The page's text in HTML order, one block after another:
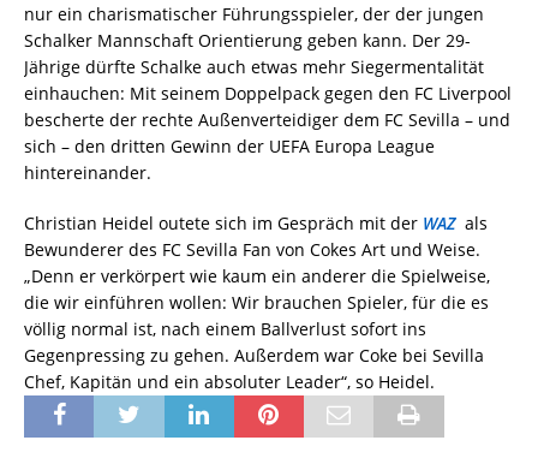
nur ein charismatischer Führungsspieler, der der jungen
Schalker Mannschaft Orientierung geben kann. Der 29-
Jährige dürfte Schalke auch etwas mehr Siegermentalität
einhauchen: Mit seinem Doppelpack gegen den FC Liverpool
bescherte der rechte Außenverteidiger dem FC Sevilla – und
sich – den dritten Gewinn der UEFA Europa League
hintereinander.
Christian Heidel outete sich im Gespräch mit der WAZ als
Bewunderer des FC Sevilla Fan von Cokes Art und Weise.
„Denn er verkörpert wie kaum ein anderer die Spielweise,
die wir einführen wollen: Wir brauchen Spieler, für die es
völlig normal ist, nach einem Ballverlust sofort ins
Gegenpressing zu gehen. Außerdem war Coke bei Sevilla
Chef, Kapitän und ein absoluter Leader“, so Heidel.